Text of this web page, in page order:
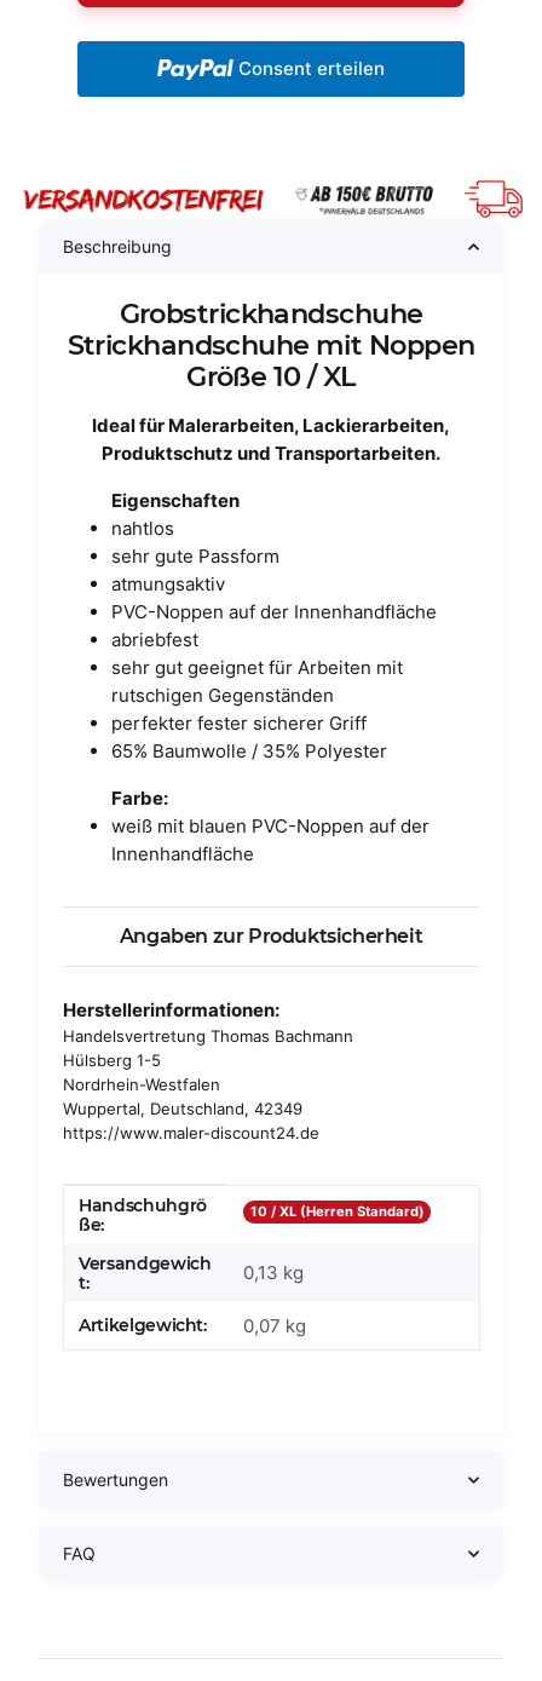
Consent erteilen
Beschreibung
Grobstrickhandschuhe
Strickhandschuhe mit Noppen
Größe 10 / XL
Ideal für Malerarbeiten, Lackierarbeiten,
Produktschutz und Transportarbeiten.
Eigenschaften
nahtlos
sehr gute Passform
atmungsaktiv
PVC-Noppen auf der Innenhandfläche
abriebfest
sehr gut geeignet für Arbeiten mit
rutschigen Gegenständen
perfekter fester sicherer Griff
65% Baumwolle / 35% Polyester
Farbe:
weiß mit blauen PVC-Noppen auf der
Innenhandfläche
Angaben zur Produktsicherheit
Herstellerinformationen:
Handelsvertretung Thomas Bachmann
Hülsberg 1-5
Nordrhein-Westfalen
Wuppertal, Deutschland, 42349
https://www.maler-discount24.de
Produkteigenschaft
Wert
Handschuhgrö
ße:
10 / XL (Herren Standard)
Versandgewich
t:
0,13 kg
Artikelgewicht: 0,07 kg
Bewertungen
FAQ